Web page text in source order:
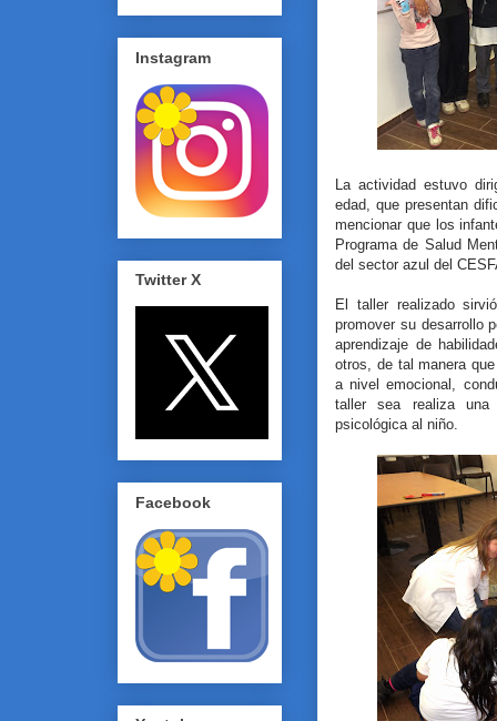
La actividad estuvo
edad, que presentan
mencionar que los
Programa de Salud
del sector azul del
El taller realizado
promover su desarrollo
aprendizaje de
otros, de tal manera
a nivel emocional,
taller sea realiza
psicológica al niño.
Instagram
Twitter X
Facebook